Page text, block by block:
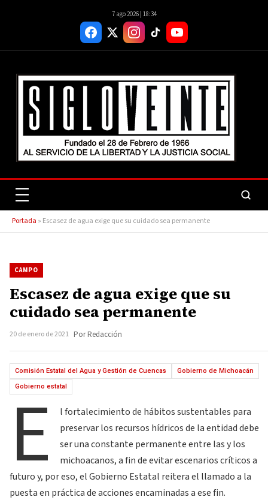
7 ago 2026 | 18:34
Portada » Escasez de agua exige que su cuidado sea permanente
CAMPO
Escasez de agua exige que su
cuidado sea permanente
20 de enero de 2021 Por Redacción
Comisión Estatal del Agua y Gestión de Cuencas
Gobierno de Michoacán
Gobierno estatal
E
l fortalecimiento de hábitos sustentables para
preservar los recursos hídricos de la entidad debe
ser una constante permanente entre las y los
michoacanos, a fin de evitar escenarios críticos a
futuro y, por eso, el Gobierno Estatal reitera el llamado a la
puesta en práctica de acciones encaminadas a ese fin.